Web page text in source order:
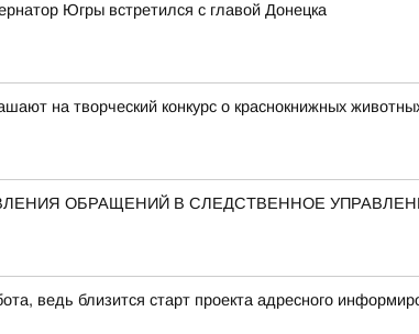
Югры встретился с главой Донецка
на творческий конкурс о краснокнижных
ОБРАЩЕНИЙ В СЛЕДСТВЕННОЕ
ведь близится старт проекта адресного